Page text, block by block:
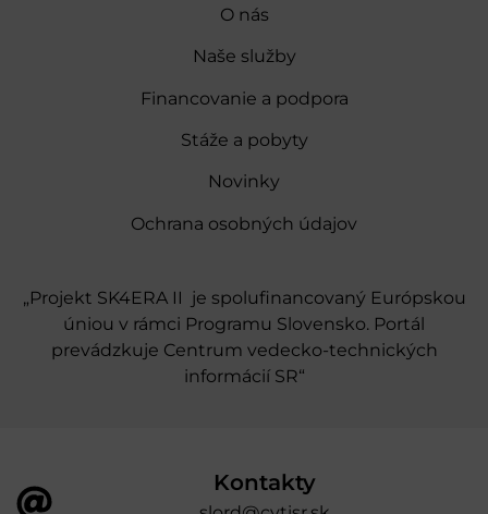
O nás
Naše služby
Financovanie a podpora
Stáže a pobyty
Novinky
Ochrana osobných údajov
„Projekt SK4ERA II je spolufinancovaný Európskou
úniou v rámci Programu Slovensko. Portál
prevádzkuje Centrum vedecko-technických
informácií SR“
Kontakty